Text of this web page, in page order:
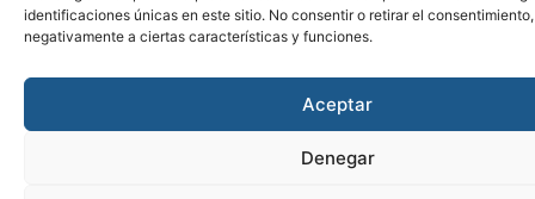
identificaciones únicas en este sitio. No consentir o retirar el
negativamente a ciertas características y funciones.
Aceptar
Denegar